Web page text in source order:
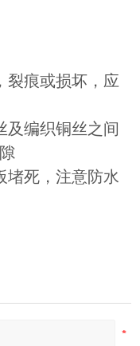
裂痕或损坏，应
及编织铜丝之间
堵死，注意防水